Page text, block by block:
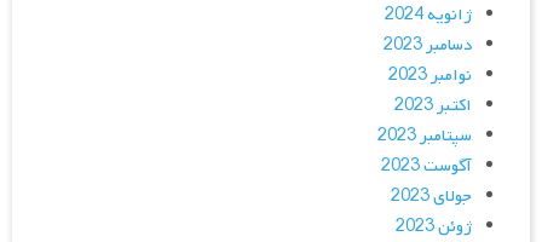
ژانویه 2024
دسامبر 2023
نوامبر 2023
اکتبر 2023
سپتامبر 2023
آگوست 2023
جولای 2023
ژوئن 2023